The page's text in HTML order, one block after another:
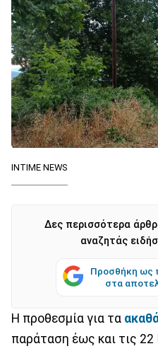
INTIME NEWS
Δες περισσότερα
αναζητάς
Προσθήκη ως
στα
Η προθεσμία για τα
παράταση έως και τις 22